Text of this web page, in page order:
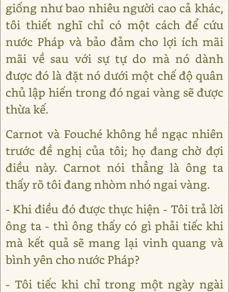
giống như bao nhiêu người cao cả khác,
tôi thiết nghĩ chỉ có một cách để cứu
nước Pháp và bảo đảm cho lợi ích mãi
mãi về sau với sự tự do mà nó dành
được đó là đặt nó dưới một chế độ quân
chủ lập hiến trong đó ngai vàng sẽ được
thừa kế.
Carnot và Fouché không hề ngạc nhiên
trước đề nghị của tôi; họ đang chờ đợi
điều này. Carnot nói thẳng là ông ta
thấy rõ tôi đang nhòm nhó ngai vàng.
- Khi điều đó được thực hiện - Tôi trả lời
ông ta - thì ông thấy có gì phải tiếc khi
mà kết quả sẽ mang lại vinh quang và
bình yên cho nước Pháp?
- Tôi tiếc khi chỉ trong một ngày ngài